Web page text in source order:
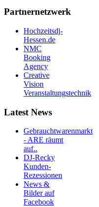
Partnernetzwerk
Hochzeitsdj-
Hessen.de
NMC
Booking
Agency
Creative
Vision
Veranstaltungstechnik
Latest News
Gebrauchtwarenmarkt
- ARE räumt
auf..
DJ-Recky
Kunden-
Rezessionen
News &
Bilder auf
Facebook